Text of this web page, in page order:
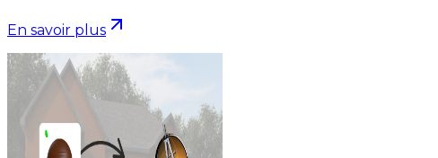
En savoir plus